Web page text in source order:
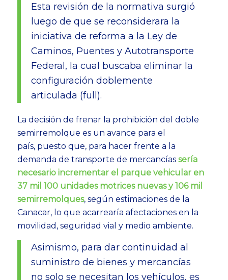
Esta revisión de la normativa surgió
luego de que se reconsiderara la
iniciativa de reforma a la Ley de
Caminos, Puentes y Autotransporte
Federal, la cual buscaba eliminar la
configuración doblemente
articulada (full).
La decisión de frenar la prohibición del doble
semirremolque es un avance para el
país, puesto que, para hacer frente a la
demanda de transporte de mercancías sería
necesario incrementar el parque vehicular en
37 mil 100 unidades motrices nuevas y 106 mil
semirremolques, según estimaciones de la
Canacar, lo que acarrearía afectaciones en la
movilidad, seguridad vial y medio ambiente.
Asimismo, para dar continuidad al
suministro de bienes y mercancías
no solo se necesitan los vehículos, es